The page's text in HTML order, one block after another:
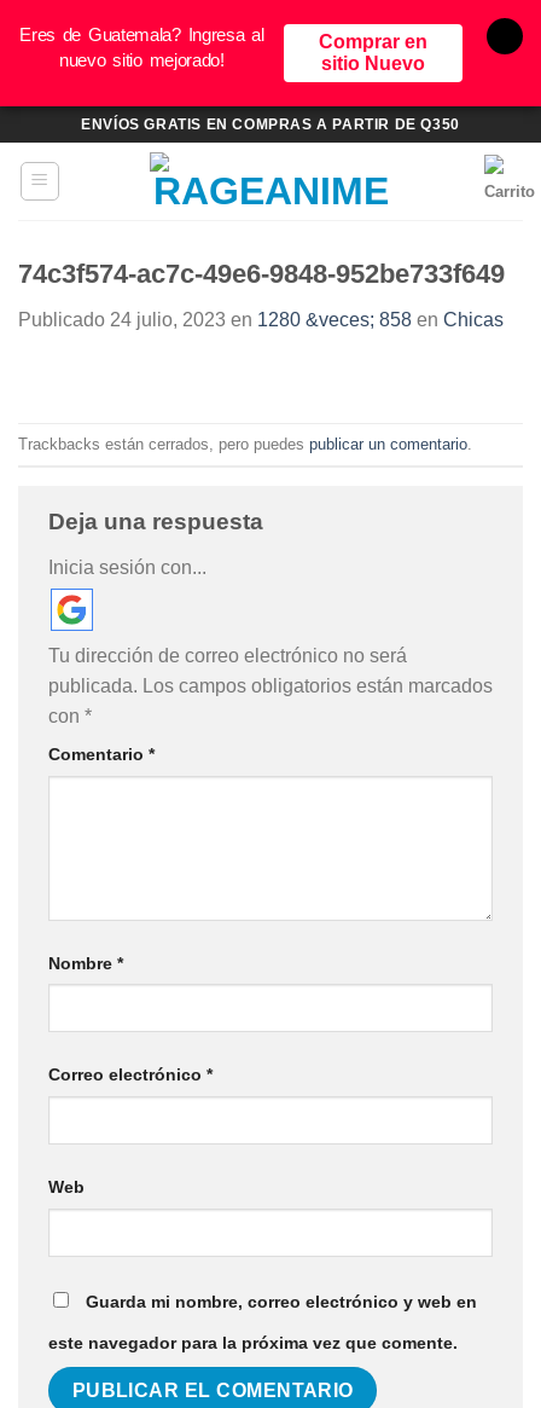
contenido
ENVÍOS GRATIS EN COMPRAS A PARTIR DE Q350
74c3f574-ac7c-49e6-9848-952be733f649
Publicado 24 julio, 2023 en 1280 &veces; 858 en Chicas
Trackbacks están cerrados, pero puedes publicar un comentario
Deja una respuesta
Inicia sesión con...
Tu dirección de correo electrónico no será
publicada. Los campos obligatorios están marcados
con *
Comentario *
Nombre *
Correo electrónico *
Web
Guarda mi nombre, correo electrónico y web en
este navegador para la próxima vez que comente.
Eres de Guatemala? Ingresa al
nuevo sitio mejorado!
Comprar en
sitio Nuevo